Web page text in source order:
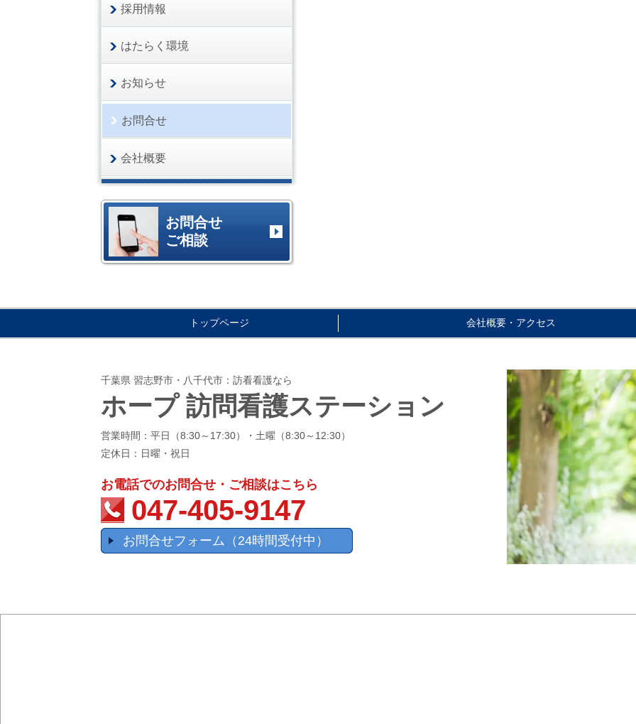
採用情報
はたらく環境
お知らせ
お問合せ
会社概要
お問合せ
ご相談
トップページ 会社概要・アクセス
千葉県 習志野市・八千代市：訪看看護なら
ホープ 訪問看護ステーション
営業時間：平日（8:30～17:30）・土曜（8:30～12:30）
定休日：日曜・祝日
お電話でのお問合せ・ご相談はこちら
047-405-9147
お問合せフォーム（24時間受付中）